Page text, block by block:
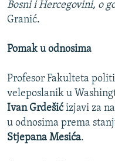
Bosni i Hercegovini, o
Granić.
Pomak u odnosima
Profesor Fakulteta
veleposlanik u
Ivan Grdešićizjavi za
u odnosima prema
Stjepana Mesića.